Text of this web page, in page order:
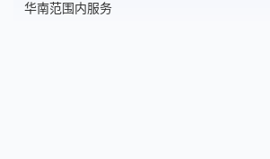
华南范围内服务